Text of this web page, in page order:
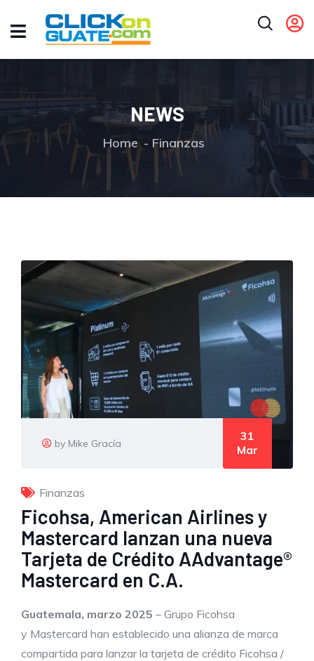
NEWS
Home Finanzas
by Mike Gracía
31
Mar
Finanzas
Ficohsa, American Airlines y
Mastercard lanzan una nueva
Tarjeta de Crédito AAdvantage®
Mastercard en C.A.
Guatemala, marzo 2025 – Grupo Ficohsa
y Mastercard han establecido una alianza de marca
compartida para lanzar la tarjeta de crédito Ficohsa /